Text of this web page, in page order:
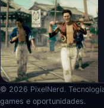
© 2026 PixelNerd.
games e oportunidades.